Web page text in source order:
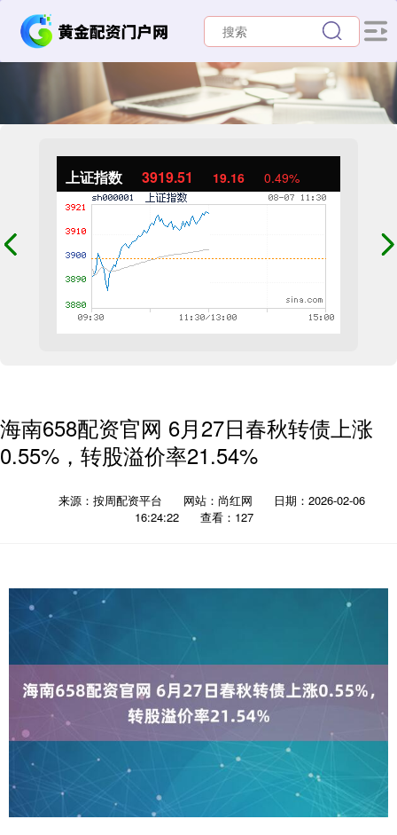
上证指数 3919.51 19.16 0.49%
海南658配资官网 6月27日春秋转债上涨
0.55%，转股溢价率21.54%
来源：按周配资平台 网站：尚红网
日期：2026-02-06
16:24:22
查看：127